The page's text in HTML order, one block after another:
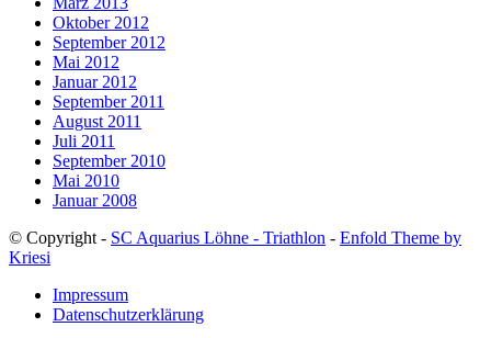
Oktober 2012
September 2012
Mai 2012
Januar 2012
September 2011
August 2011
Juli 2011
September 2010
Mai 2010
Januar 2008
© Copyright - SC Aquarius Löhne - Triathlon - Enfold Theme by
Kriesi
Impressum
Datenschutzerklärung